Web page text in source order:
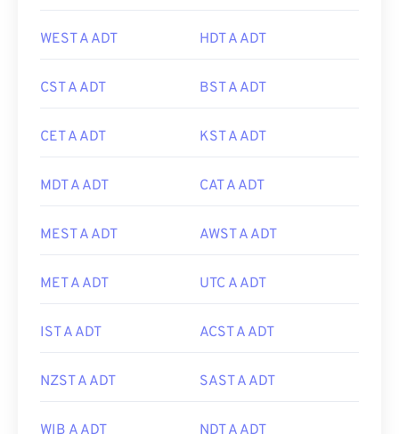
WEST A ADT HDT A ADT
CST A ADT BST A ADT
CET A ADT KST A ADT
MDT A ADT CAT A ADT
MEST A ADT AWST A ADT
MET A ADT UTC A ADT
IST A ADT ACST A ADT
NZST A ADT SAST A ADT
WIB A ADT NDT A ADT